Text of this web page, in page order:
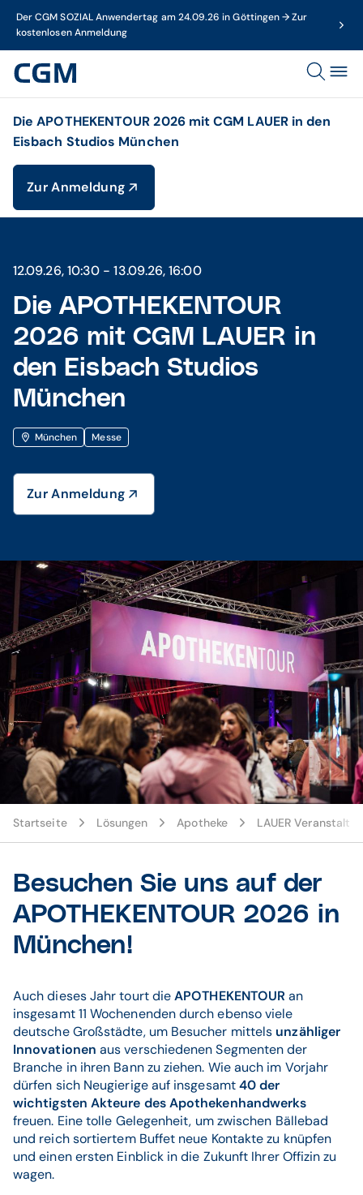
Der CGM SOZIAL Anwendertag am 24.09.26 in Göttingen → Zur
kostenlosen Anmeldung
Die APOTHEKENTOUR 2026 mit CGM LAUER in den
Eisbach Studios München
Zur Anmeldung
12.09.26, 10:30 - 13.09.26, 16:00
Die APOTHEKENTOUR
2026 mit CGM LAUER in
den Eisbach Studios
München
München Messe
Zur Anmeldung
Startseite Lösungen Apotheke LAUER
Besuchen Sie uns auf der
APOTHEKENTOUR 2026 in
München!
Auch dieses Jahr tourt dieAPOTHEKENTOURan
insgesamt 11 Wochenenden durch ebenso viele
deutsche Großstädte, um Besucher mittels unzähliger
Innovationen aus verschiedenen Segmenten der
Branche in ihren Bann zu ziehen. Wie auch im Vorjahr
dürfen sich Neugierige auf insgesamt40 der
wichtigsten Akteure des Apothekenhandwerks
freuen. Eine tolle Gelegenheit, um zwischen Bällebad
und reich sortiertem Buffet neue Kontakte zu knüpfen
und einen ersten Einblick in die Zukunft Ihrer Offizin zu
wagen.